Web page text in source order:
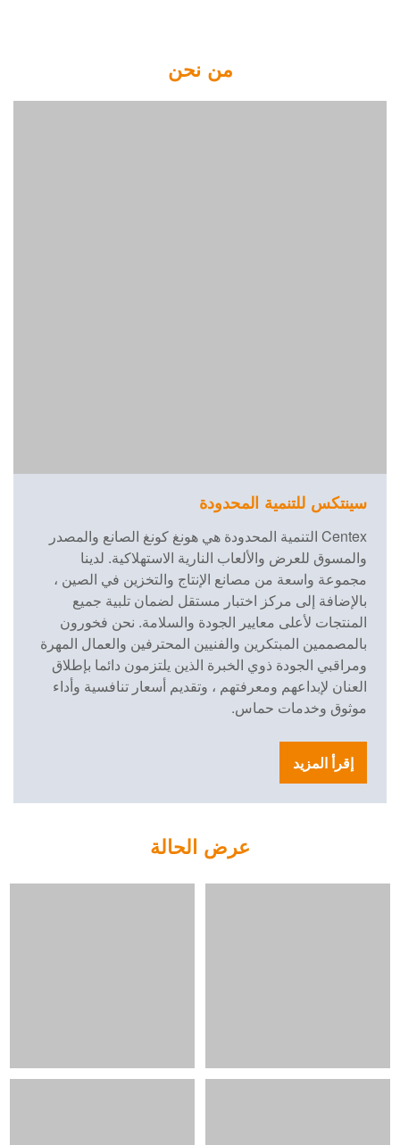
من نحن
سينتكس للتنمية المحدودة
Centex التنمية المحدودة هي هونغ كونغ الصانع والمصدر
والمسوق للعرض والألعاب النارية الاستهلاكية. لدينا
مجموعة واسعة من مصانع الإنتاج والتخزين في الصين ،
بالإضافة إلى مركز اختبار مستقل لضمان تلبية جميع
المنتجات لأعلى معايير الجودة والسلامة. نحن فخورون
بالمصممين المبتكرين والفنيين المحترفين والعمال المهرة
ومراقبي الجودة ذوي الخبرة الذين يلتزمون دائما بإطلاق
العنان لإبداعهم ومعرفتهم ، وتقديم أسعار تنافسية وأداء
موثوق وخدمات حماس.
إقرأ المزيد
عرض الحالة